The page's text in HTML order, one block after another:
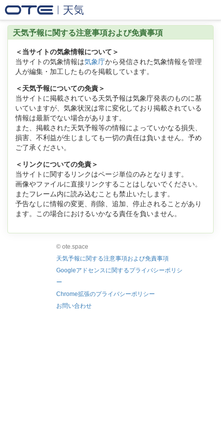
天気予報に関する注意事項および免責事項
＜当サイトの気象情報について＞
当サイトの気象情報は気象庁から発信された気象情報を管理
人が編集・加工したものを掲載しています。
＜天気予報についての免責＞
当サイトに掲載されている天気予報は気象庁発表のものに基
いていますが、気象状況は常に変化しており掲載されている
情報は最新でない場合があります。
また、掲載された天気予報等の情報によっていかなる損失、
損害、不利益が生じましても一切の責任は負いません。予め
ご了承ください。
＜リンクについての免責＞
当サイトに関するリンクはページ単位のみとなります。
画像やファイルに直接リンクすることはしないでください。
またフレーム内に読み込むことも禁止いたします。
予告なしに情報の変更、削除、追加、停止されることがあり
ます。この場合におけるいかなる責任を負いません。
© ote.space
天気予報に関する注意事項および免責事項
Googleアドセンスに関するプライバシーポリシ
ー
Chrome拡張のプライバシーポリシー
お問い合わせ